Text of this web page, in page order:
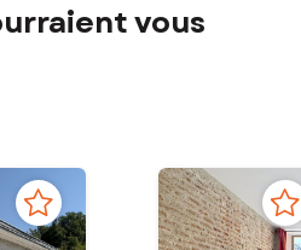
vous